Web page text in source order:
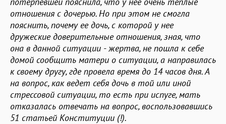
отношения с дочерью. Но при этом не смогла
пояснить, почему ее дочь, с которой у нее
дружеские доверительные отношения, зная, что
она в данной ситуации - жертва, не пошла к себе
домой сообщить матери о ситуации, а направилась
к своему другу, где провела время до 14 часов дня. А
на вопрос, как ведет себя дочь в той или иной
стрессовой ситуации, то есть при испуге, мать
отказалась отвечать на вопрос, воспользовавшись
51 статьей Конституции (!).